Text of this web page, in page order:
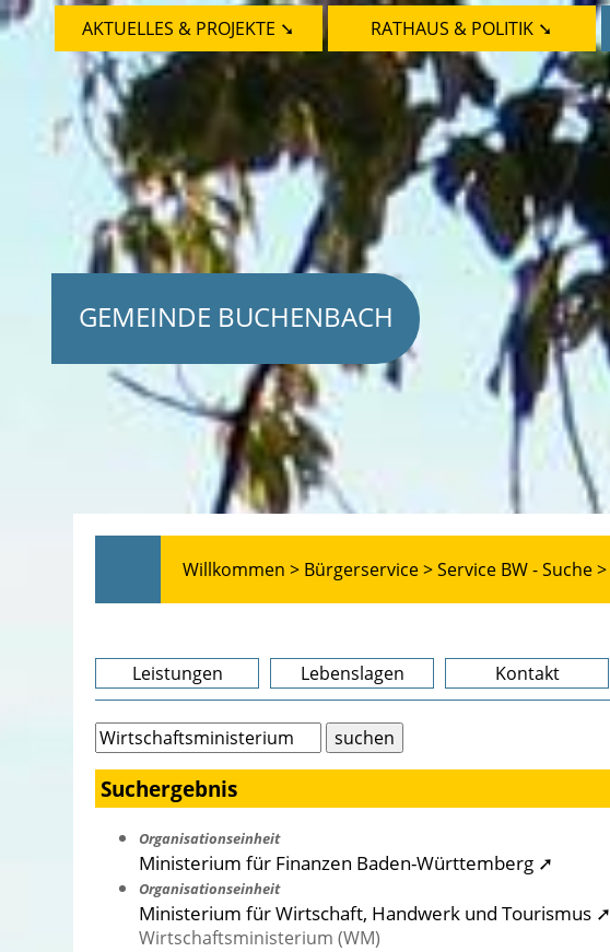
GEMEINDE BUCHENBACH
AKTUELLES & PROJEKTE ➘ RATHAUS & POLITIK ➘
Willkommen > Bürgerservice >Service BW - Suche >
Leistungen Lebenslagen Kontakt
Suchergebnis
Organisationseinheit
Ministerium für Finanzen Baden-Württemberg ➚
Organisationseinheit
Ministerium für Wirtschaft, Handwerk und Tourismus ➚
Wirtschaftsministerium (WM)